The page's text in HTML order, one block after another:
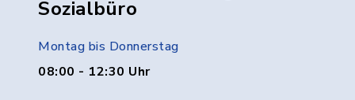
Sozialbüro
Montag bis Donnerstag
08:00 - 12:30 Uhr